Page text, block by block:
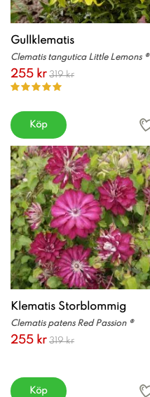
Gullklematis
Clematis tangutica Little Lemons ®
255 kr 319 kr
Köp
Klematis Storblommig
Clematis patens Red Passion ®
255 kr 319 kr
Köp